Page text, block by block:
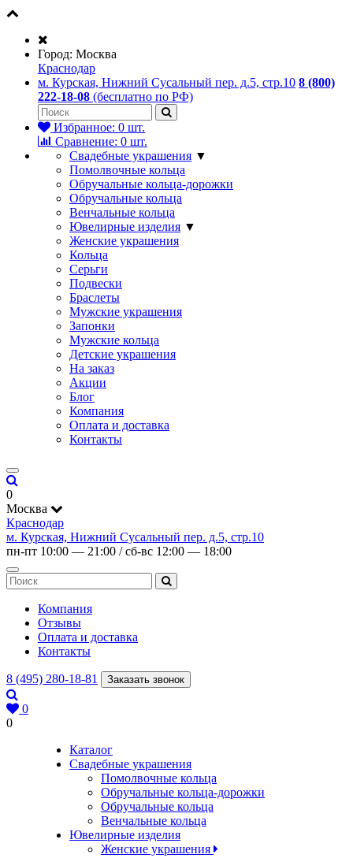
Город: Москва
Краснодар
м. Курская, Нижний Сусальный пер. д.5, стр.10 8 (800)
222-18-08 (бесплатно по РФ)
Избранное: 0 шт.
Сравнение: 0 шт.
Свадебные украшения ▼
Помолвочные кольца
Обручальные кольца-дорожки
Обручальные кольца
Венчальные кольца
Ювелирные изделия ▼
Женские украшения
Кольца
Серьги
Подвески
Браслеты
Мужские украшения
Запонки
Мужские кольца
Детские украшения
На заказ
Акции
Блог
Компания
Оплата и доставка
Контакты
0
Москва
Краснодар
м. Курская, Нижний Сусальный пер. д.5, стр.10
пн-пт 10:00 — 21:00 / сб-вс 12:00 — 18:00
Компания
Отзывы
Оплата и доставка
Контакты
8 (495) 280-18-81 Заказать звонок
0
0
Каталог
Свадебные украшения
Помолвочные кольца
Обручальные кольца-дорожки
Обручальные кольца
Венчальные кольца
Ювелирные изделия
Женские украшения